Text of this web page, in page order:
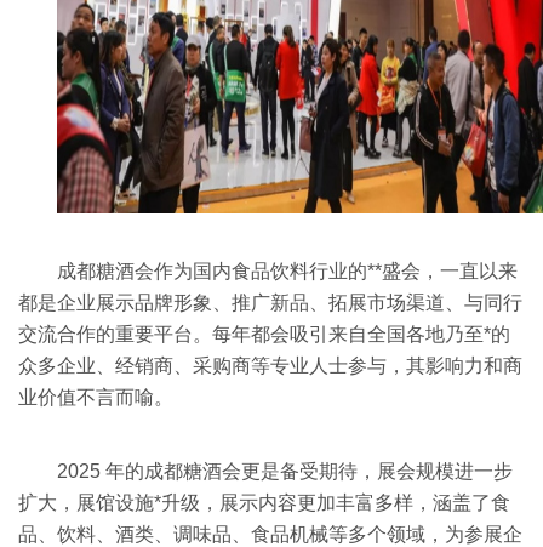
成都糖酒会作为国内食品饮料行业的**盛会，一直以来
都是企业展示品牌形象、推广新品、拓展市场渠道、与同行
交流合作的重要平台。每年都会吸引来自全国各地乃至*的
众多企业、经销商、采购商等专业人士参与，其影响力和商
业价值不言而喻。
2025 年的成都糖酒会更是备受期待，展会规模进一步
扩大，展馆设施*升级，展示内容更加丰富多样，涵盖了食
品、饮料、酒类、调味品、食品机械等多个领域，为参展企